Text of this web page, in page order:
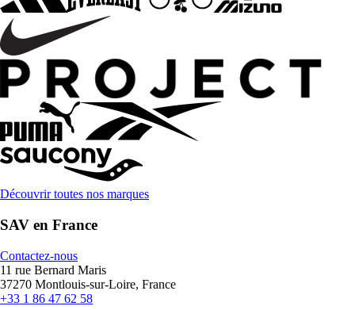
Découvrir toutes nos marques
SAV en France
Contactez-nous
11 rue Bernard Maris
37270 Montlouis-sur-Loire, France
+33 1 86 47 62 58